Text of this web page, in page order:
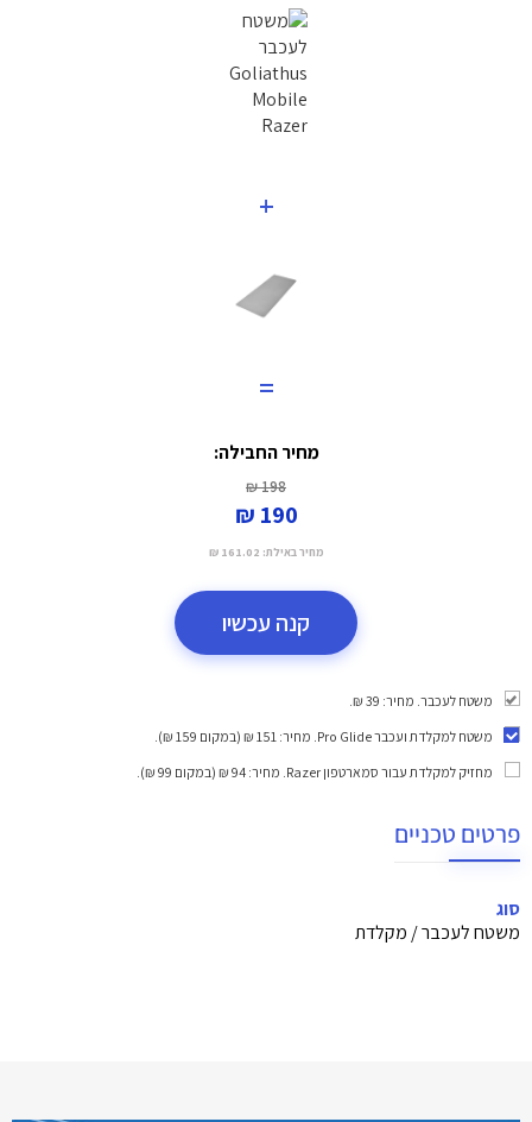
+
=
מחיר החבילה:
198 ₪
190 ₪
מחיר באילת: 161.02 ₪
קנה עכשיו
משטח לעכבר. מחיר: 39 ₪.
משטח למקלדת ועכבר Pro Glide
. מחיר: 151 ₪ (במקום 159 ₪).
מחזיק למקלדת עבור סמארטפון Razer
. מחיר: 94 ₪ (במקום 99 ₪).
פרטים טכניים
סוג
משטח לעכבר / מקלדת